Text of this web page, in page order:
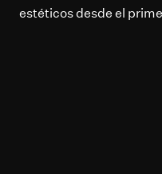
estéticos desde el